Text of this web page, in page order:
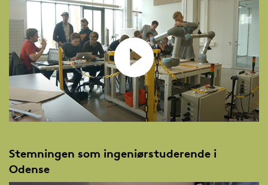
Stemningen som ingeniørstuderende i
Odense